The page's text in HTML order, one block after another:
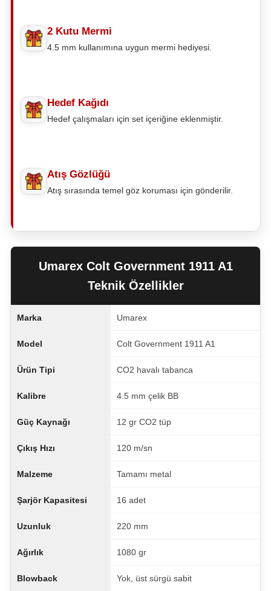
2 Kutu Mermi
4.5 mm kullanımına uygun mermi hediyesi.
Hedef Kağıdı
Hedef çalışmaları için set içeriğine eklenmiştir.
Atış Gözlüğü
Atış sırasında temel göz koruması için gönderilir.
Umarex Colt Government 1911 A1
Teknik Özellikler
Marka Umarex
Model Colt Government 1911 A1
Ürün Tipi CO2 havalı tabanca
Kalibre 4.5 mm çelik BB
Güç Kaynağı 12 gr CO2 tüp
Çıkış Hızı 120 m/sn
Malzeme Tamamı metal
Şarjör Kapasitesi 16 adet
Uzunluk 220 mm
Ağırlık 1080 gr
Blowback Yok, üst sürgü sabit